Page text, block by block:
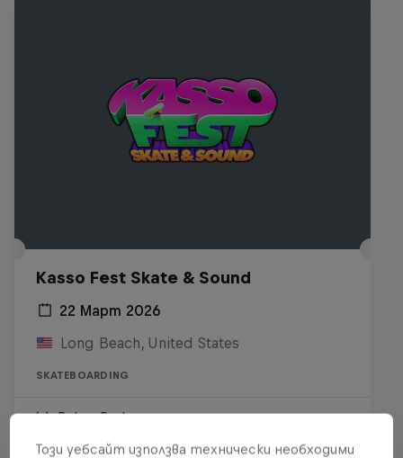
Kasso Fest Skate & Sound
22 Март 2026
Long Beach, United States
SKATEBOARDING
Виж на Replay
Този уебсайт използва технически необходими